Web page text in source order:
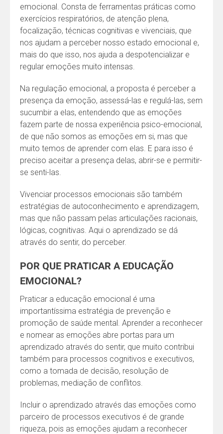
emocional. Consta de ferramentas práticas como
exercícios respiratórios, de atenção plena,
focalização, técnicas cognitivas e vivenciais, que
nos ajudam a perceber nosso estado emocional e,
mais do que isso, nos ajuda a despotencializar e
regular emoções muito intensas.
Na regulação emocional, a proposta é perceber a
presença da emoção, assessá-las e regulá-las, sem
sucumbir a elas, entendendo que as emoções
fazem parte de nossa experiência psico-emocional,
de que não somos as emoções em si, mas que
muito temos de aprender com elas. E para isso é
preciso aceitar a presença delas, abrir-se e permitir-
se senti-las.
Vivenciar processos emocionais são também
estratégias de autoconhecimento e aprendizagem,
mas que não passam pelas articulações racionais,
lógicas, cognitivas. Aqui o aprendizado se dá
através do sentir, do perceber.
POR QUE PRATICAR A EDUCAÇÃO
EMOCIONAL?
Praticar a educação emocional é uma
importantíssima estratégia de prevenção e
promoção de saúde mental. Aprender a reconhecer
e nomear as emoções abre portas para um
aprendizado através do sentir, que muito contribui
também para processos cognitivos e executivos,
como a tomada de decisão, resolução de
problemas, mediação de conflitos.
Incluir o aprendizado através das emoções como
parceiro de processos executivos é de grande
riqueza, pois as emoções ajudam a reconhecer